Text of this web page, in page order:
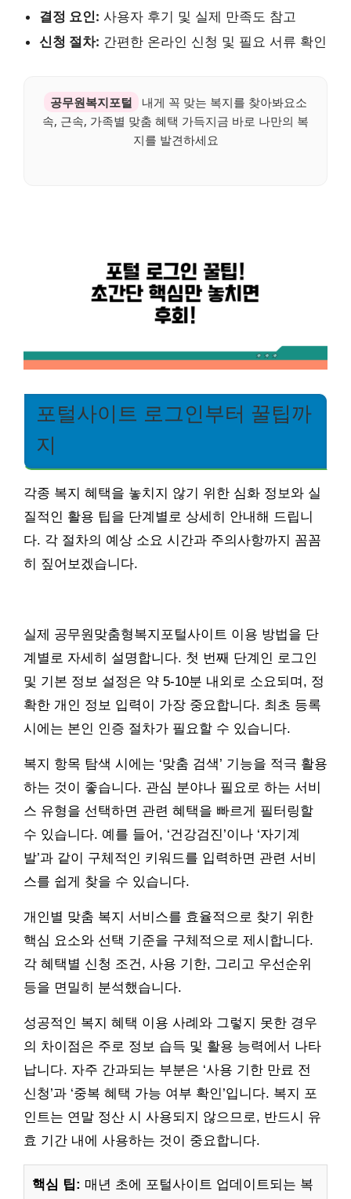
결정 요인: 사용자 후기 및 실제 만족도 참고
신청 절차: 간편한 온라인 신청 및 필요 서류 확인
공무원복지포털
내게 꼭 맞는 복지를 찾아봐요소
속, 근속, 가족별 맞춤 혜택 가득지금 바로 나만의 복
지를 발견하세요
포털사이트 로그인부터 꿀팁까
지
각종 복지 혜택을 놓치지 않기 위한 심화 정보와 실
질적인 활용 팁을 단계별로 상세히 안내해 드립니
다. 각 절차의 예상 소요 시간과 주의사항까지 꼼꼼
히 짚어보겠습니다.
실제 공무원맞춤형복지포털사이트 이용 방법을 단
계별로 자세히 설명합니다. 첫 번째 단계인 로그인
및 기본 정보 설정은 약 5-10분 내외로 소요되며, 정
확한 개인 정보 입력이 가장 중요합니다. 최초 등록
시에는 본인 인증 절차가 필요할 수 있습니다.
복지 항목 탐색 시에는 ‘맞춤 검색’ 기능을 적극 활용
하는 것이 좋습니다. 관심 분야나 필요로 하는 서비
스 유형을 선택하면 관련 혜택을 빠르게 필터링할
수 있습니다. 예를 들어, ‘건강검진’이나 ‘자기계
발’과 같이 구체적인 키워드를 입력하면 관련 서비
스를 쉽게 찾을 수 있습니다.
개인별 맞춤 복지 서비스를 효율적으로 찾기 위한
핵심 요소와 선택 기준을 구체적으로 제시합니다.
각 혜택별 신청 조건, 사용 기한, 그리고 우선순위
등을 면밀히 분석했습니다.
성공적인 복지 혜택 이용 사례와 그렇지 못한 경우
의 차이점은 주로 정보 습득 및 활용 능력에서 나타
납니다. 자주 간과되는 부분은 ‘사용 기한 만료 전
신청’과 ‘중복 혜택 가능 여부 확인’입니다. 복지 포
인트는 연말 정산 시 사용되지 않으므로, 반드시 유
효 기간 내에 사용하는 것이 중요합니다.
핵심 팁: 매년 초에 포털사이트 업데이트되는 복